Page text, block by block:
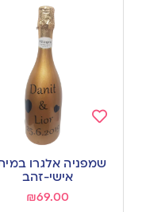
to
wishlist
שמפניה אלגרו
אישי-זהב
₪69.00